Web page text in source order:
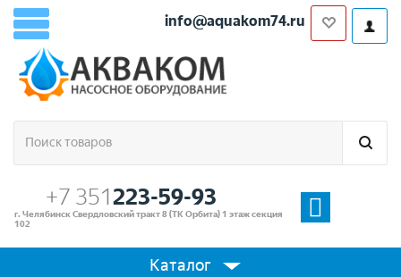
info@aquakom74.ru
+7 351223-59-93
г. Челябинск Свердловский тракт 8 (ТК Орбита) 1 этаж секция
102
Каталог